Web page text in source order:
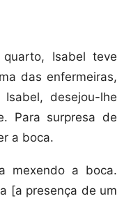
Isabel teve
das enfermeiras,
desejou-lhe
Para surpresa de
a boca.
mexendo a boca.
[a presença de um